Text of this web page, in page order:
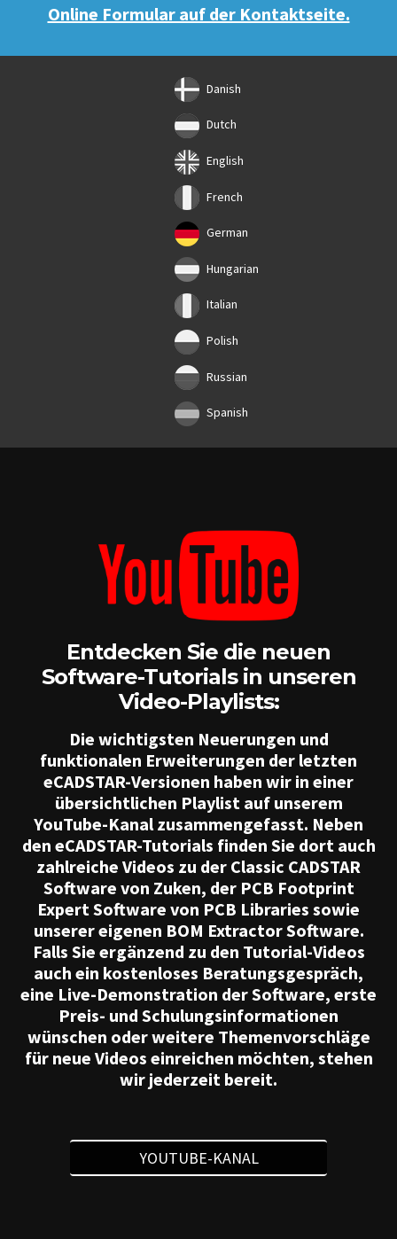
Online Formular auf der Kontaktseite.
Danish
Dutch
English
French
German
Hungarian
Italian
Polish
Russian
Spanish
Entdecken Sie die neuen
Software-Tutorials in unseren
Video-Playlists:
Die wichtigsten Neuerungen und
funktionalen Erweiterungen der letzten
eCADSTAR-Versionen haben wir in einer
übersichtlichen Playlist auf unserem
YouTube-Kanal zusammengefasst. Neben
den eCADSTAR-Tutorials finden Sie dort auch
zahlreiche Videos zu der Classic CADSTAR
Software von Zuken, der PCB Footprint
Expert Software von PCB Libraries sowie
unserer eigenen BOM Extractor Software.
Falls Sie ergänzend zu den Tutorial-Videos
auch ein kostenloses Beratungsgespräch,
eine Live-Demonstration der Software, erste
Preis- und Schulungsinformationen
wünschen oder weitere Themenvorschläge
für neue Videos einreichen möchten, stehen
wir jederzeit bereit.
YOUTUBE-KANAL